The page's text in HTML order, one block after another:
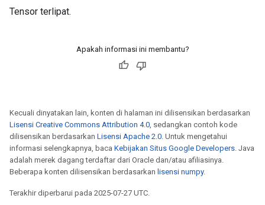
Tensor terlipat.
Apakah informasi ini membantu?
Kecuali dinyatakan lain, konten di halaman ini dilisensikan berdasarkan
Lisensi Creative Commons Attribution 4.0, sedangkan contoh kode
dilisensikan berdasarkan Lisensi Apache 2.0. Untuk mengetahui
informasi selengkapnya, baca Kebijakan Situs Google Developers. Java
adalah merek dagang terdaftar dari Oracle dan/atau afiliasinya.
Beberapa konten dilisensikan berdasarkan lisensi numpy.
Terakhir diperbarui pada 2025-07-27 UTC.